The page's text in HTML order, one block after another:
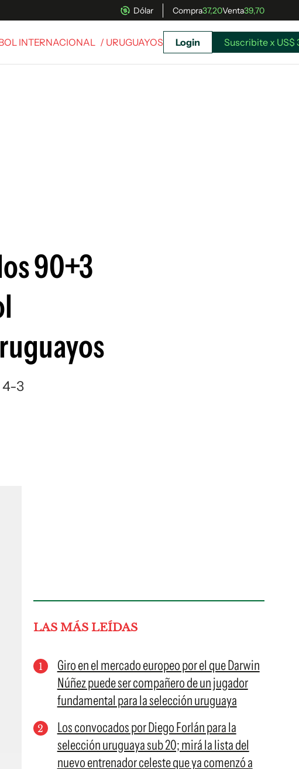
Dólar Compra37,20Venta39,70
INTERNACIONAL / URUGUAYOS Login Suscribite x US$
90+3
4-3
LAS MÁS LEÍDAS
Giro en el mercado europeo por el que Darwin
Núñez puede ser compañero de un jugador
fundamental para la selección uruguaya
Los convocados por Diego Forlán para la
selección uruguaya sub 20; mirá la lista del
nuevo entrenador celeste que ya comenzó a